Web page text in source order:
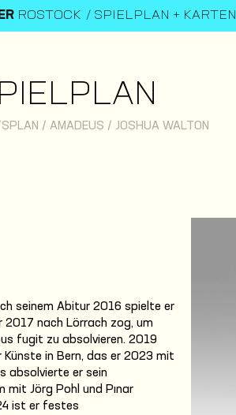
ROSTOCK SPIELPLAN + KARTEN
/ AMADEUS / JOSHUA WALTON
seinem Abitur 2016 spielte er
nach Lörrach zog, um
fugit zu absolvieren. 2019
Künste in Bern, das er 2023 mit
absolvierte er sein
Jörg Pohl und Pınar
ist er festes